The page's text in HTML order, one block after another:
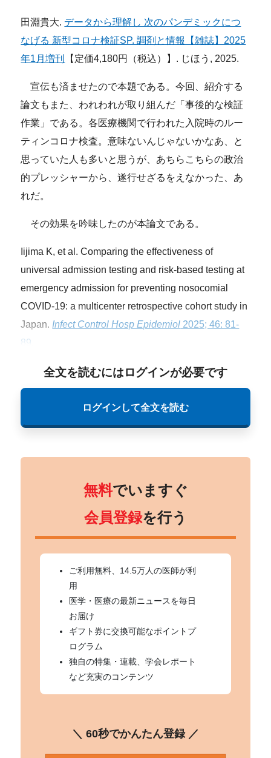
田淵貴大. データから理解し 次のパンデミックにつ
なげる 新型コロナ検証SP. 調剤と情報【雑誌】2025
年1月増刊
【定価4,180円（税込）】. じほう, 2025.
宣伝も済ませたので本題である。今回、紹介する
論文もまた、われわれが取り組んだ「事後的な検証
作業」である。各医療機関で行われた入院時のルー
ティンコロナ検査。意味ないんじゃないかなあ、と
思っていた人も多いと思うが、あちらこちらの政治
的プレッシャーから、遂行せざるをえなかった、あ
れだ。
その効果を吟味したのが本論文である。
Iijima K, et al. Comparing the effectiveness of
universal admission testing and risk-based testing at
emergency admission for preventing nosocomial
COVID-19: a multicenter retrospective cohort study in
Japan. Infect Control Hosp Epidemiol 2025; 46: 81-
89.
全文を読むにはログインが必要です
ログインして全文を読む
無料でいますぐ
会員登録を行う
ご利用無料、14.5万人の医師が利
用
医学・医療の最新ニュースを毎日
お届け
ギフト券に交換可能なポイントプ
ログラム
独自の特集・連載、学会レポート
など充実のコンテンツ
＼ 60秒でかんたん登録 ／